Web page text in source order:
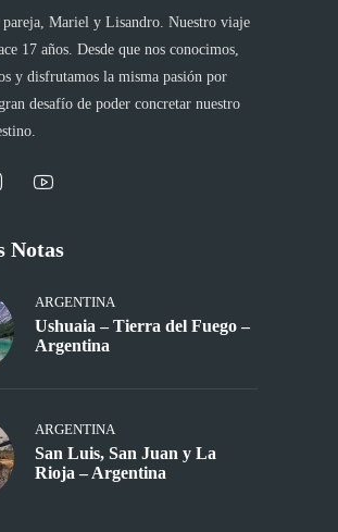
pareja, Mariel y Lisandro. Nuestro viaje
17 años. Desde que nos conocimos,
y disfrutamos la misma pasión por
desafío de poder concretar nuestro
Notas
ARGENTINA
Ushuaia – Tierra del Fuego –
Argentina
ARGENTINA
San Luis, San Juan y La
Rioja – Argentina